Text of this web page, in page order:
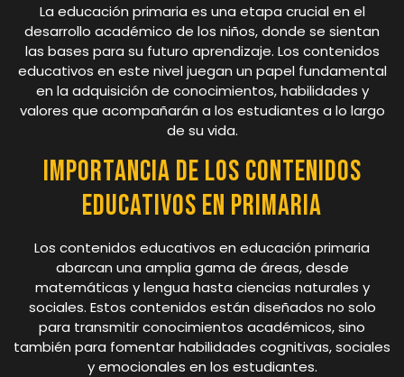
La educación primaria es una etapa crucial en el
desarrollo académico de los niños, donde se sientan
las bases para su futuro aprendizaje. Los contenidos
educativos en este nivel juegan un papel fundamental
en la adquisición de conocimientos, habilidades y
valores que acompañarán a los estudiantes a lo largo
de su vida.
Importancia de los Contenidos
Educativos en Primaria
Los contenidos educativos en educación primaria
abarcan una amplia gama de áreas, desde
matemáticas y lengua hasta ciencias naturales y
sociales. Estos contenidos están diseñados no solo
para transmitir conocimientos académicos, sino
también para fomentar habilidades cognitivas, sociales
y emocionales en los estudiantes.